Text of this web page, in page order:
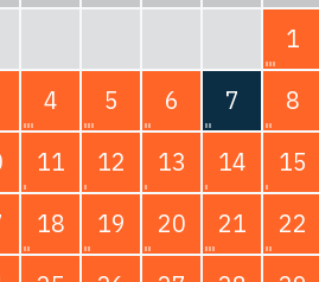
1
4 5 6 7 8
11 12 13 14 15
18 19 20 21 22